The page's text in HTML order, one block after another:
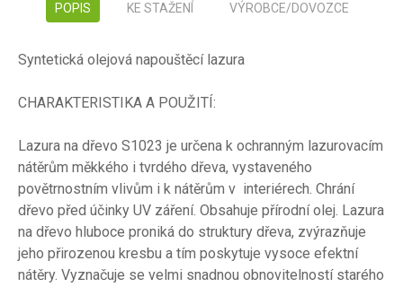
POPIS KE STAŽENÍ VÝROBCE/DOVOZCE
Syntetická olejová napouštěcí lazura
CHARAKTERISTIKA A POUŽITÍ:
Lazura na dřevo S1023 je určena k ochranným lazurovacím
nátěrům měkkého i tvrdého dřeva, vystaveného
povětrnostním vlivům i k nátěrům v interiérech. Chrání
dřevo před účinky UV záření. Obsahuje přírodní olej. Lazura
na dřevo hluboce proniká do struktury dřeva, zvýrazňuje
jeho přirozenou kresbu a tím poskytuje vysoce efektní
nátěry. Vyznačuje se velmi snadnou obnovitelností starého